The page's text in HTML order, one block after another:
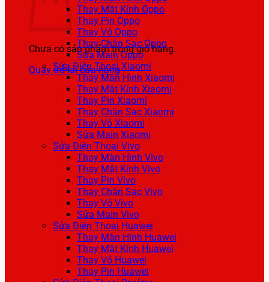
Chưa có sản phẩm trong giỏ hàng.
Quay trở lại cửa hàng
Thay Mặt Kính Oppo
Thay Pin Oppo
Thay Vỏ Oppo
Thay Chân Sạc Oppo
Sửa Main Oppo
Sửa Điện Thoại Xiaomi
Thay Màn Hình Xiaomi
Thay Mặt Kính Xiaomi
Thay Pin Xiaomi
Thay Chân Sạc Xiaomi
Thay Vỏ Xiaomi
Sửa Main Xiaomi
Sửa Điện Thoại Vivo
Thay Màn Hình Vivo
Thay Mặt Kính Vivo
Thay Pin Vivo
Thay Chân Sạc Vivo
Thay Vỏ Vivo
Sửa Main Vivo
Sửa Điện Thoại Huawei
Thay Màn Hình Huawei
Thay Mặt Kính Huawei
Thay Vỏ Huawei
Thay Pin Huawei